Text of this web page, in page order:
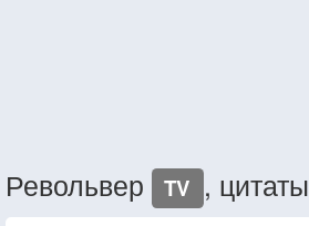
Револьвер TV , цитаты